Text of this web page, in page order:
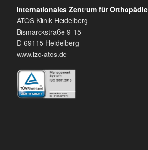
Internationales Zentrum für Orthopädie
ATOS Klinik Heidelberg
Bismarckstraße 9-15
D-69115 Heidelberg
www.izo-atos.de